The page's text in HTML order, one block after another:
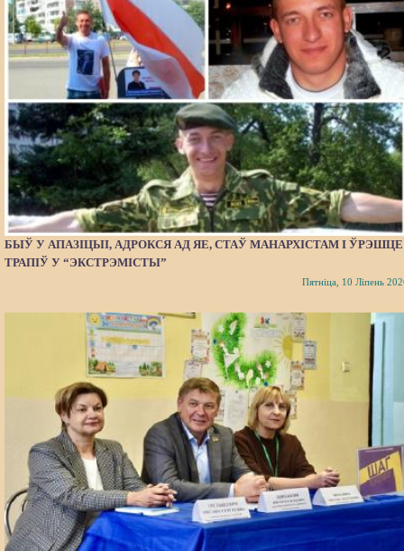
БЫЎ У АПАЗІЦЫІ, АДРОКСЯ АД ЯЕ, СТАЎ МАНАРХІСТАМ І ЎРЭШЦЕ
ТРАПІЎ У “ЭКСТРЭМІСТЫ”
Пятніца, 10 Ліпень